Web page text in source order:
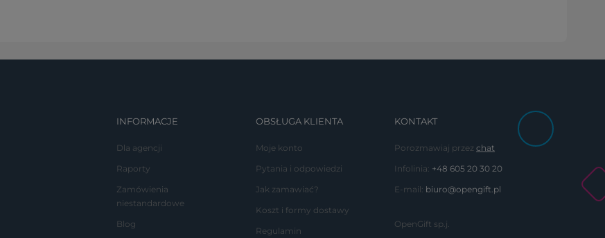
INFORMACJE
Dla agencji
Raporty
Zamówienia
niestandardowe
Blog
OBSŁUGA KLIENTA
Moje konto
Pytania i odpowiedzi
Jak zamawiać?
Koszt i formy dostawy
Regulamin
KONTAKT
Porozmawiaj przezchat
Infolinia: +48 605 20 30 20
E-mail: biuro@opengift.pl
OpenGift sp.j.